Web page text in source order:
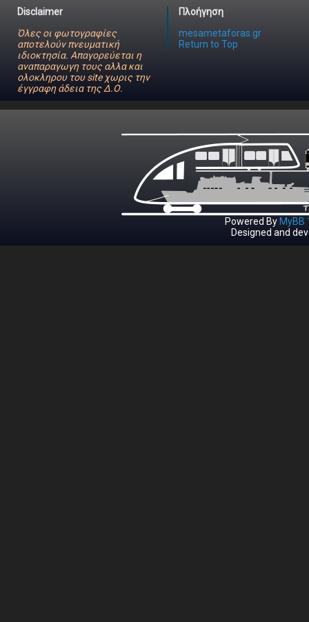
Disclaimer
Όλες οι φωτογραφίες
αποτελούν πνευματική
ιδιοκτησία. Απαγορεύεται η
αναπαραγωγη τους αλλα και
ολοκληρου του site χωρις την
έγγραφη άδεια της Δ.Ο.
Πλοήγηση
mesametaforas.gr
Return to Top
Powered By MyBB
Designed and